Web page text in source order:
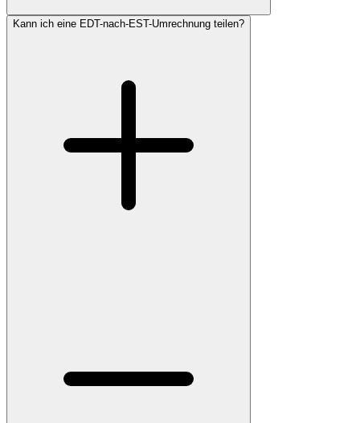
Kann ich eine EDT-nach-EST-Umrechnung teilen?